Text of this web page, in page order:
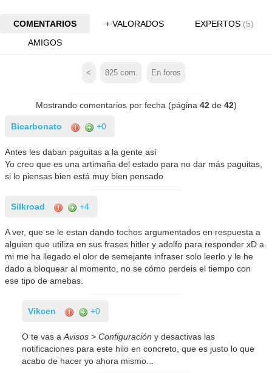
COMENTARIOS + VALORADOS EXPERTOS (5)
AMIGOS
< 825com. En foros
Mostrando comentarios por fecha (página 42de 42)
Bicarbonato +0
Antes les daban paguitas a la gente así
Yo creo que es una artimaña del estado para no dar más paguitas,
si lo piensas bien está muy bien pensado
Silkroad +4
A ver, que se le estan dando tochos argumentados en respuesta a
alguien que utiliza en sus frases hitler y adolfo para responder xD a
mi me ha llegado el olor de semejante infraser solo leerlo y le he
dado a bloquear al momento, no se cómo perdeis el tiempo con
ese tipo de amebas.
Vikcen +0
O te vas aAvisos >Configuración y desactivas las
notificaciones para este hilo en concreto, que es justo lo que
acabo de hacer yo ahora mismo...